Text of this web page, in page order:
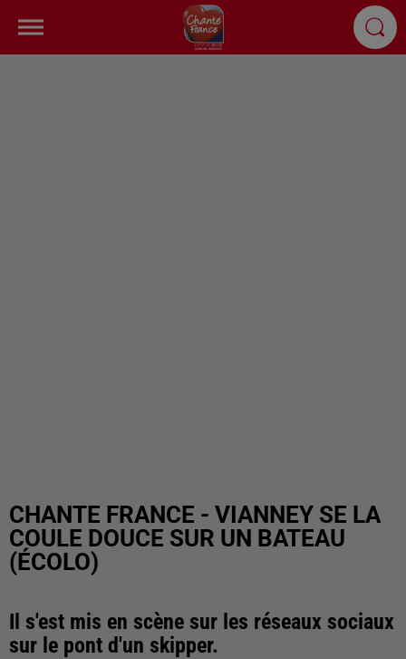
CHANTE FRANCE - VIANNEY SE LA
COULE DOUCE SUR UN BATEAU
(ÉCOLO)
Il s'est mis en scène sur les réseaux sociaux
sur le pont d'un skipper.